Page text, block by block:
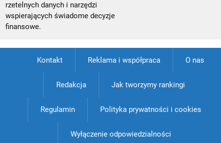
rzetelnych danych i narzędzi
wspierających świadome decyzje
finansowe.
Kontakt Reklama i współpraca O nas
Redakcja Jak tworzymy rankingi
Regulamin Polityka prywatności i cookies
Wyłączenie odpowiedzialności